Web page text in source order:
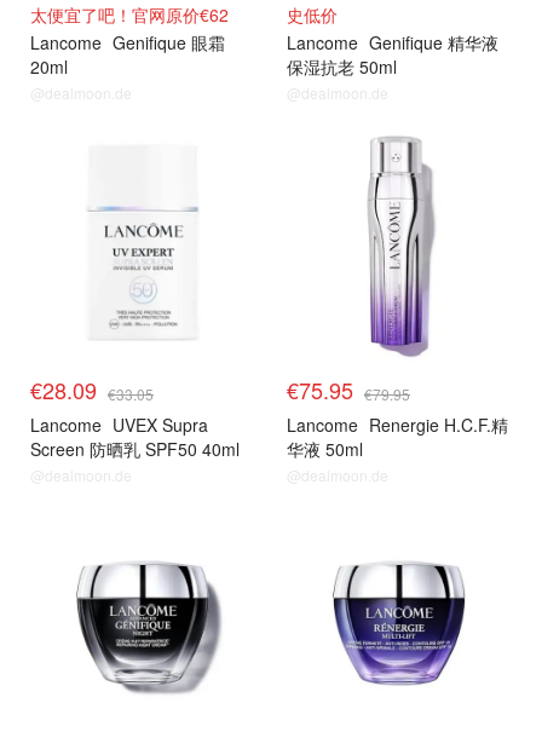
太便宜了吧！官网原价€62
Lancome Genifique 眼霜
20ml
@dealmoon.de
史低价
Lancome Genifique 精华液
保湿抗老 50ml
@dealmoon.de
€28.09 €33.05
Lancome UVEX Supra
Screen 防晒乳 SPF50 40ml
@dealmoon.de
€75.95 €79.95
Lancome Renergie H.C.F.精
华液 50ml
@dealmoon.de